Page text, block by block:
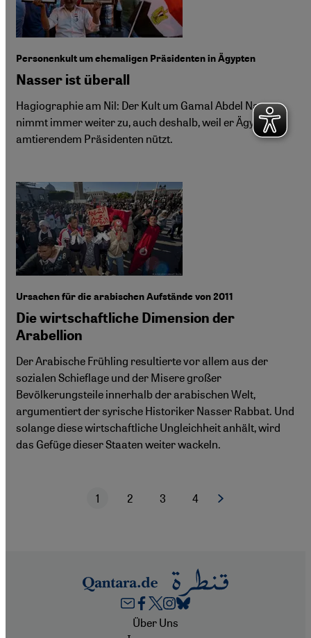
Personenkult um ehemaligen Präsidenten in Ägypten
Nasser ist überall
Hagiographie am Nil: Der Kult um Gamal Abdel Nasser
nimmt immer weiter zu, auch deshalb, weil er Ägyptens
amtierendem Präsidenten nützt.
Ursachen für die arabischen Aufstände von 2011
Die wirtschaftliche Dimension der
Arabellion
Der Arabische Frühling resultierte vor allem aus der
sozialen Schieflage und der Misere großer
Bevölkerungsteile innerhalb der arabischen Welt,
argumentiert der syrische Historiker Nasser Rabbat. Und
solange diese wirtschaftliche Ungleichheit anhält, wird
das Gefüge dieser Staaten weiter wackeln.
Aktuelle Seite
1
Seite
2
Seite
3
Seite
4 Nächste Seite
FooterÜber Uns